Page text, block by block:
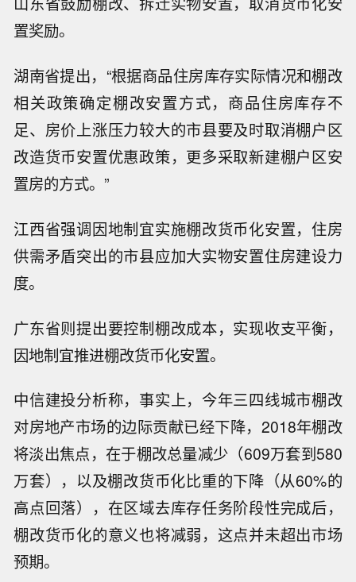
置奖励。
湖南省提出，“根据商品住房库存实际情况和棚改
相关政策确定棚改安置方式，商品住房库存不
足、房价上涨压力较大的市县要及时取消棚户区
改造货币安置优惠政策，更多采取新建棚户区安
置房的方式。”
江西省强调因地制宜实施棚改货币化安置，住房
供需矛盾突出的市县应加大实物安置住房建设力
度。
广东省则提出要控制棚改成本，实现收支平衡，
因地制宜推进棚改货币化安置。
中信建投分析称，事实上，今年三四线城市棚改
对房地产市场的边际贡献已经下降，2018年棚改
将淡出焦点，在于棚改总量减少（609万套到580
万套），以及棚改货币化比重的下降（从60%的
高点回落），在区域去库存任务阶段性完成后，
棚改货币化的意义也将减弱，这点并未超出市场
预期。